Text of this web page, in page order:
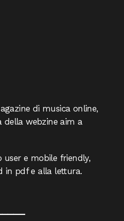
di musica online,
webzine aim a
e mobile friendly,
in pdf e alla lettura.